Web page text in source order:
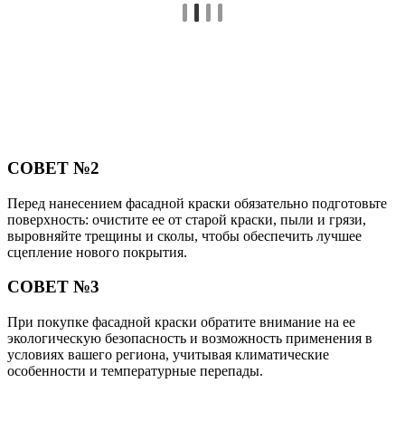
СОВЕТ №2
Перед нанесением фасадной краски обязательно подготовьте
поверхность: очистите ее от старой краски, пыли и грязи,
выровняйте трещины и сколы, чтобы обеспечить лучшее
сцепление нового покрытия.
СОВЕТ №3
При покупке фасадной краски обратите внимание на ее
экологическую безопасность и возможность применения в
условиях вашего региона, учитывая климатические
особенности и температурные перепады.